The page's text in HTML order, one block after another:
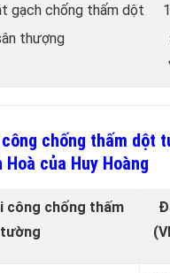
gạch chống thấm dột
thượng
chống thấm dột
Hoà của Huy Hoàng
công chống thấm
tường